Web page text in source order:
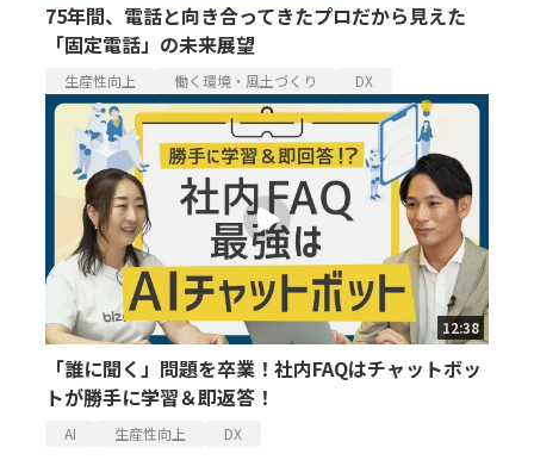
75年間、電話と向き合ってきたプロだから見えた
「固定電話」の未来展望
生産性向上 働く環境・風土づくり DX
12:38
「誰に聞く」問題を卒業！社内FAQはチャットボッ
トが勝手に学習＆即返答！
AI 生産性向上 DX